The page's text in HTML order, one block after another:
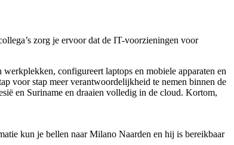
zorg je ervoor dat de IT-voorzieningen voor
configureert laptops en mobiele apparaten en
voor stap meer verantwoordelijkheid te nemen binnen de
en Suriname en draaien volledig in de cloud. Kortom,
kun je bellen naar Milano Naarden en hij is bereikbaar